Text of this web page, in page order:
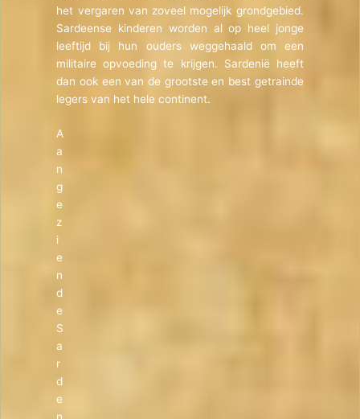
het vergaren van zoveel mogelijk grondgebied.
Sardeense kinderen worden al op heel jonge
leeftijd bij hun ouders weggehaald om een
militaire opvoeding te krijgen. Sardenië heeft
dan ook een van de grootste en best getrainde
legers van het hele continent.
A
a
n
g
e
z
i
e
n
d
e
S
a
r
d
e